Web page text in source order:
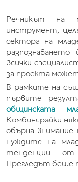
Речникът на
инструмент,
сектора на
всички
за проекта
В рамките на
първите
общинската
Комбинирайки
обърна
нуждите на
тенденции от
Прегледът беше